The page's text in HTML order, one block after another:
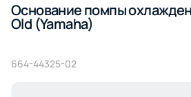
Основание помпы
Old (Yamaha)
664-44325-02